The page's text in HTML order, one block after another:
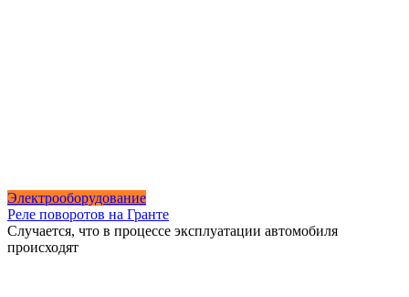
Электрооборудование
Реле поворотов на Гранте
Случается, что в процессе эксплуатации автомобиля
происходят